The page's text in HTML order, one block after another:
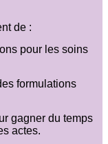
de :
pour les soins
formulations
gagner du temps
actes.